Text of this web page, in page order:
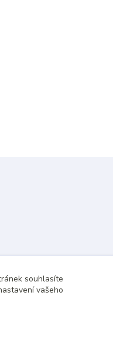
souhlasíte
vašeho